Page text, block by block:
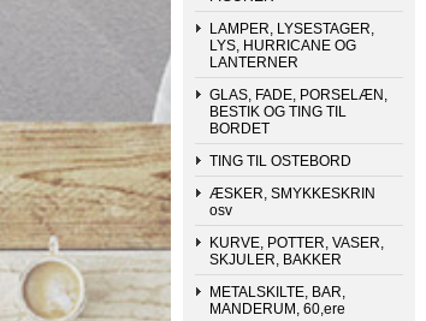
LAMPER, LYSESTAGER,
LYS, HURRICANE OG
LANTERNER
GLAS, FADE, PORSELÆN,
BESTIK OG TING TIL
BORDET
TING TIL OSTEBORD
ÆSKER, SMYKKESKRIN
osv
KURVE, POTTER, VASER,
SKJULER, BAKKER
METALSKILTE, BAR,
MANDERUM, 60,ere